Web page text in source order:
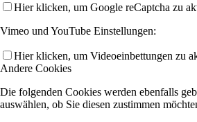
Hier klicken, um Google reCaptcha zu
Vimeo und YouTube Einstellungen:
Hier klicken, um Videoeinbettungen zu
Andere Cookies
Die folgenden Cookies werden ebenfalls
auswählen, ob Sie diesen zustimmen